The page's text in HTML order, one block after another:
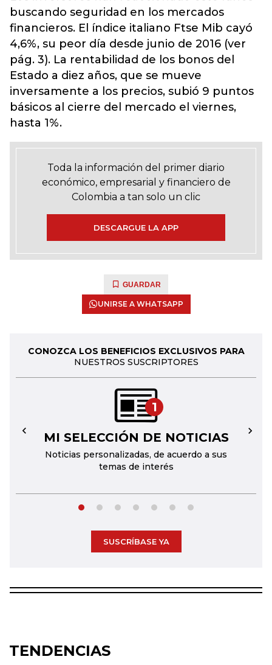
buscando seguridad en los mercados
financieros. El índice italiano Ftse Mib cayó
4,6%, su peor día desde junio de 2016 (ver
pág. 3). La rentabilidad de los bonos del
Estado a diez años, que se mueve
inversamente a los precios, subió 9 puntos
básicos al cierre del mercado el viernes,
hasta 1%.
Toda la información del primer diario
económico, empresarial y financiero de
Colombia a tan solo un clic
DESCARGUE LA APP
GUARDAR
UNIRSE A WHATSAPP
CONOZCA LOS BENEFICIOS EXCLUSIVOS PARA
NUESTROS SUSCRIPTORES
1
MI SELECCIÓN DE NOTICIAS
Noticias personalizadas, de acuerdo a sus
temas de interés
← →
SUSCRÍBASE YA
TENDENCIAS